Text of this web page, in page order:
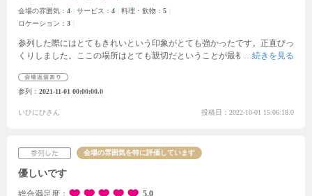
会場の雰囲気： 4 サービス： 4 料理・飲物： 5
ロケーション： 3
参列した際にはとてもきれいという印象がとても強かったです。 正直びっ
くりしました。ここの場所はとても親切だということが最初からわかって
た。
参列 2021-11-01 00:00:00.0
いひにひさん 投稿日：2022-10-01 15:06:18.0
会場の雰囲気を特に評価しています
優しいです
総合満足度 5.0